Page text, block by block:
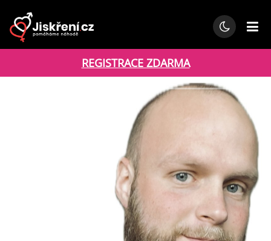
REGISTRACE ZDARMA